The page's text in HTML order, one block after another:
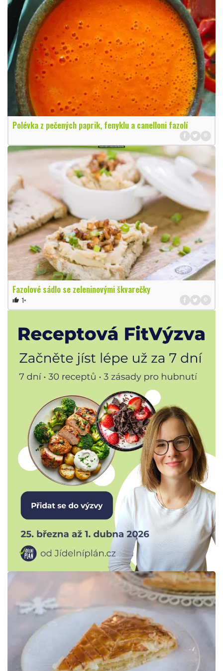
Polévka z pečených paprik, fenyklu a canelloni fazolí
Fazolové sádlo se zeleninovými škvarečky
thumb_up 1×